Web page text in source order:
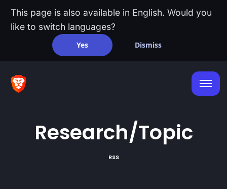
This page is also available in English. Would you
like to switch languages?
Yes Dismiss
Research/Topic
RSS